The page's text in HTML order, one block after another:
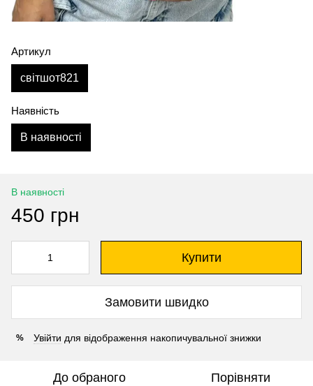
Артикул
світшот821
Наявність
В наявності
В наявності
450 грн
Купити
Замовити швидко
% Увійти для відображення накопичувальної знижки
До обраного Порівняти